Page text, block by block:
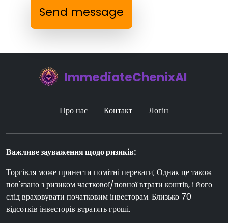
Send message
ImmediateChenixAI
Про нас Контакт Логін
Важливе зауваження щодо ризиків:
Торгівля може принести помітні переваги; Однак це також
пов'язано з ризиком часткової/повної втрати коштів, і його
слід враховувати початковим інвесторам. Близько 70
відсотків інвесторів втратять гроші.